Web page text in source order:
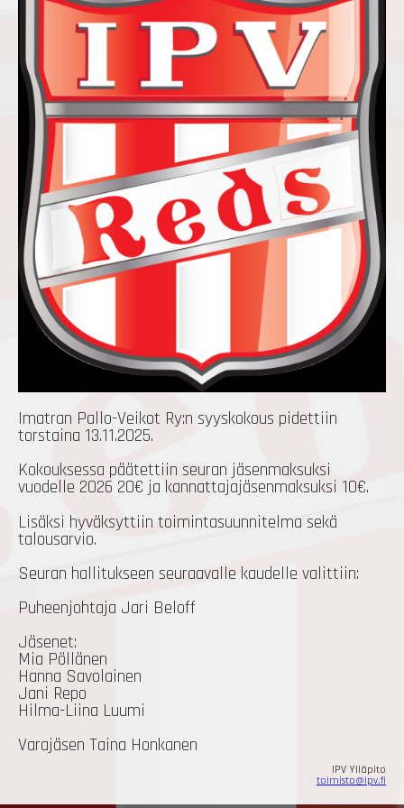
Imatran Pallo-Veikot Ry:n syyskokous pidettiin
torstaina 13.11.2025.
Kokouksessa päätettiin seuran jäsenmaksuksi
vuodelle 2026 20€ ja kannattajajäsenmaksuksi 10€.
Lisäksi hyväksyttiin toimintasuunnitelma sekä
talousarvio.
Seuran hallitukseen seuraavalle kaudelle valittiin:
Puheenjohtaja Jari Beloff
Jäsenet:
Mia Pöllänen
Hanna Savolainen
Jani Repo
Hilma-Liina Luumi
Varajäsen Taina Honkanen
IPV Ylläpito
toimisto@ipv.fi